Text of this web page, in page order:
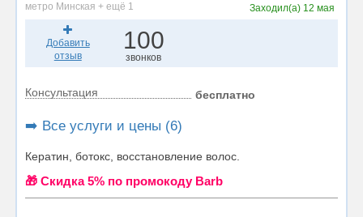
метро Минская + ещё 1
Заходил(а) 12 мая
Добавить
отзыв
100
звонков
Консультация бесплатно
➡️ Все услуги и цены (6)
Кератин, ботокс, восстановление волос.
🎁 Cкидка 5% по промокоду Barb